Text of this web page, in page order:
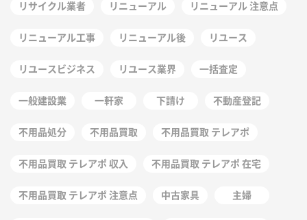
リサイクル業者 リニューアル リニューアル 注意点
リニューアル工事 リニューアル後 リユース
リユースビジネス リユース業界 一括査定
一般建設業 一軒家 下請け 不動産登記
不用品処分 不用品買取 不用品買取 テレアポ
不用品買取 テレアポ 収入 不用品買取 テレアポ 在宅
不用品買取 テレアポ 注意点 中古家具 主婦